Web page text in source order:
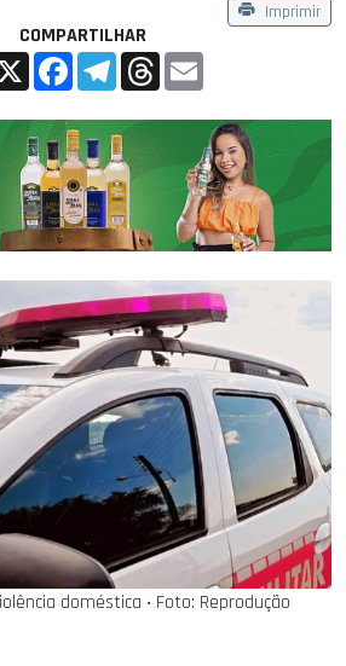
Imprimir
COMPARTILHAR
X FacebookTelegramThreads
doméstica ‧ Foto: Reprodução